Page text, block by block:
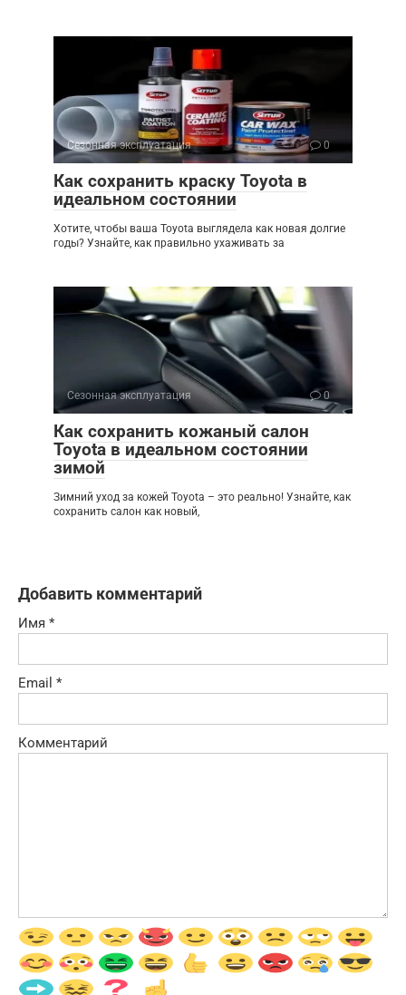
Сезонная эксплуатация 0
Как сохранить краску Toyota в
идеальном состоянии
Хотите, чтобы ваша Toyota выглядела как новая долгие
годы? Узнайте, как правильно ухаживать за
Сезонная эксплуатация 0
Как сохранить кожаный салон
Toyota в идеальном состоянии
зимой
Зимний уход за кожей Toyota – это реально! Узнайте, как
сохранить салон как новый,
Добавить комментарий
Имя *
Email *
Комментарий